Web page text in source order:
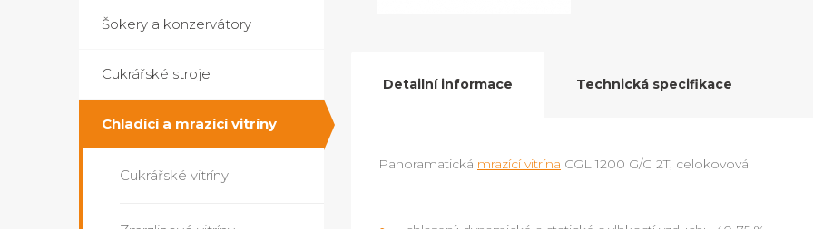
Šokery a konzervátory
Cukrářské stroje
Chladící a mrazící vitríny
Cukrářské vitríny
Detailní informace Technická specifikace
Panoramatická mrazící vitrína CGL 1200 G/G 2T, celokovová